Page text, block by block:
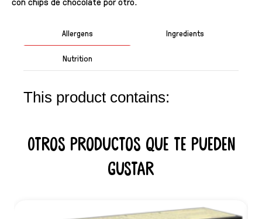
Allergens Ingredients
Nutrition
This product contains:
Otros productos que te pueden
gustar